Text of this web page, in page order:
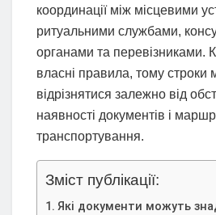
координації між місцевими
ритуальними службами,
органами та перевізниками.
власні правила, тому строки
відрізнятися залежно від
наявності документів і
транспортування.
Зміст публікації:
Які документи можуть